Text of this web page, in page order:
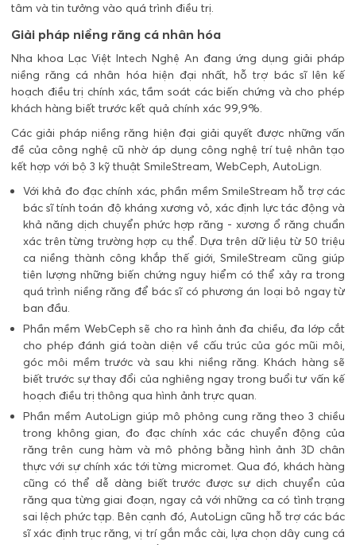
tâm và tin tưởng vào quá trình điều trị.
Giải pháp niềng răng cá nhân hóa
Nha khoa Lạc Việt Intech Nghệ An đang ứng dụng giải pháp
niềng răng cá nhân hóa hiện đại nhất, hỗ trợ bác sĩ lên kế
hoạch điều trị chính xác, tầm soát các biến chứng và cho phép
khách hàng biết trước kết quả chính xác 99,9%.
Các giải pháp niềng răng hiện đại giải quyết được những vấn
đề của công nghệ cũ nhờ áp dụng công nghệ trí tuệ nhân tạo
kết hợp với bộ 3 kỹ thuật SmileStream, WebCeph, AutoLign.
Với khả đo đạc chính xác, phần mềm SmileStream hỗ trợ các
bác sĩ tính toán độ kháng xương vỏ, xác định lực tác động và
khả năng dịch chuyển phức hợp răng - xương ổ răng chuẩn
xác trên từng trường hợp cụ thể. Dựa trên dữ liệu từ 50 triệu
ca niềng thành công khắp thế giới, SmileStream cũng giúp
tiên lượng những biến chứng nguy hiểm có thể xảy ra trong
quá trình niềng răng để bác sĩ có phương án loại bỏ ngay từ
ban đầu.
Phần mềm WebCeph sẽ cho ra hình ảnh đa chiều, đa lớp cắt
cho phép đánh giá toàn diện về cấu trúc của góc mũi môi,
góc môi mềm trước và sau khi niềng răng. Khách hàng sẽ
biết trước sự thay đổi của nghiêng ngay trong buổi tư vấn kế
hoạch điều trị thông qua hình ảnh trực quan.
Phần mềm AutoLign giúp mô phỏng cung răng theo 3 chiều
trong không gian, đo đạc chính xác các chuyển động của
răng trên cung hàm và mô phỏng bằng hình ảnh 3D chân
thực với sự chính xác tới từng micromet. Qua đó, khách hàng
cũng có thể dễ dàng biết trước được sự dịch chuyển của
răng qua từng giai đoạn, ngay cả với những ca có tình trạng
sai lệch phức tạp. Bên cạnh đó, AutoLign cũng hỗ trợ các bác
sĩ xác định trục răng, vị trí gắn mắc cài, lựa chọn dây cung cá